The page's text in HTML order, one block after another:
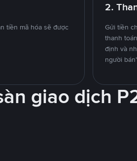
tiền mã hóa sẽ được
2.
Gửi tiền
thanh
định và
người
giao dịch